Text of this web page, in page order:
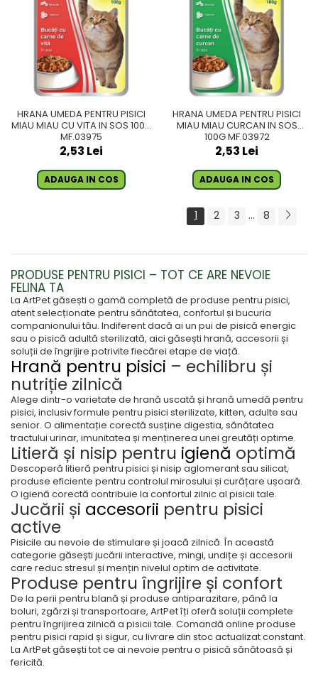
HRANA UMEDA PENTRU PISICI
MIAU MIAU CU VITA IN SOS 100G
MF.03975
2,53 Lei
ADAUGA IN COS
HRANA UMEDA PENTRU PISICI
MIAU MIAU CURCAN IN SOS
100G MF.03972
2,53 Lei
ADAUGA IN COS
1 2 3 ... 8
PRODUSE PENTRU PISICI – TOT CE ARE NEVOIE
FELINA TA
La ArtPet găsești o gamă completă de produse pentru pisici,
atent selecționate pentru sănătatea, confortul și bucuria
companionului tău. Indiferent dacă ai un pui de pisică energic
sau o pisică adultă sterilizată, aici găsești hrană, accesorii și
soluții de îngrijire potrivite fiecărei etape de viață.
Hrană pentru pisici – echilibru și
nutriție zilnică
Alege dintr-o varietate de hrană uscată și hrană umedă pentru
pisici, inclusiv formule pentru pisici sterilizate, kitten, adulte sau
senior. O alimentație corectă susține digestia, sănătatea
tractului urinar, imunitatea și menținerea unei greutăți optime.
Litieră și nisip pentru igienă optimă
Descoperă litieră pentru pisici și nisip aglomerant sau silicat,
produse eficiente pentru controlul mirosului și curățare ușoară.
O igienă corectă contribuie la confortul zilnic al pisicii tale.
Jucării și accesorii pentru pisici
active
Pisicile au nevoie de stimulare și joacă zilnică. În această
categorie găsești jucării interactive, mingi, undițe și accesorii
care reduc stresul și mențin nivelul optim de activitate.
Produse pentru îngrijire și confort
De la perii pentru blană și produse antiparazitare, până la
boluri, zgărzi și transportoare, ArtPet îți oferă soluții complete
pentru îngrijirea zilnică a pisicii tale. Comandă online produse
pentru pisici rapid și sigur, cu livrare din stoc actualizat constant.
La ArtPet găsești tot ce ai nevoie pentru o pisică sănătoasă și
fericită.